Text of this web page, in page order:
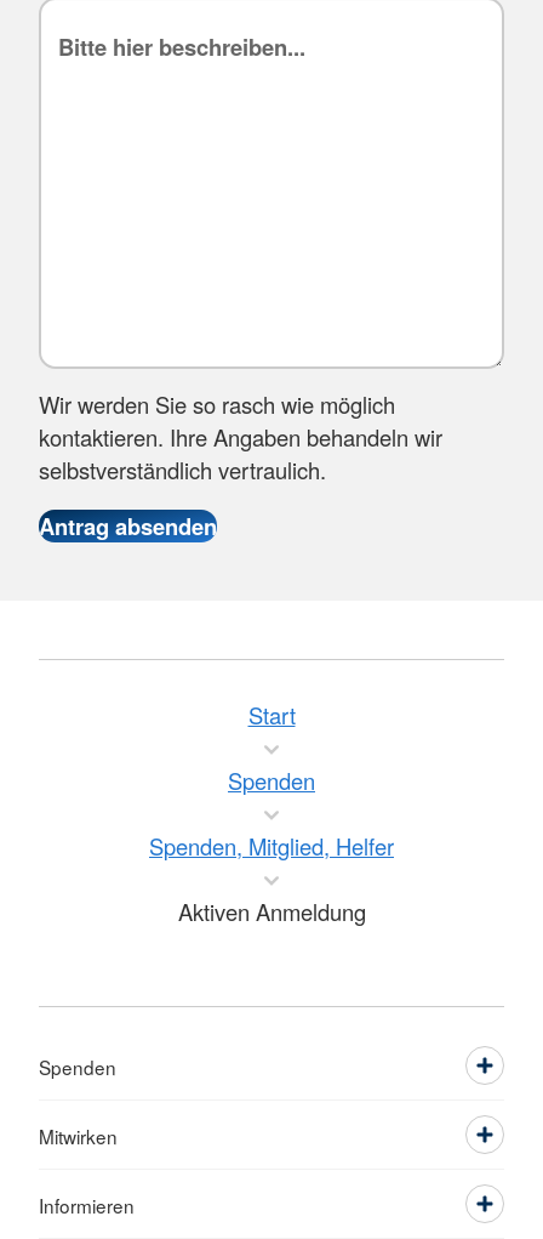
Wir werden Sie so rasch wie möglich
kontaktieren. Ihre Angaben behandeln wir
selbstverständlich vertraulich.
Start
Spenden
Spenden, Mitglied, Helfer
Aktiven Anmeldung
Spenden
Mitwirken
Informieren